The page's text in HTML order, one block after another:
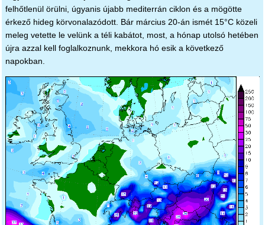
felhőtlenül örülni, úgyanis újabb mediterrán ciklon és a mögötte
érkező hideg körvonalazódott. Bár március 20-án ismét 15°C közeli
meleg vetette le velünk a téli kabátot, most, a hónap utolsó hetében
újra azzal kell foglalkoznunk, mekkora hó esik a következő
napokban.